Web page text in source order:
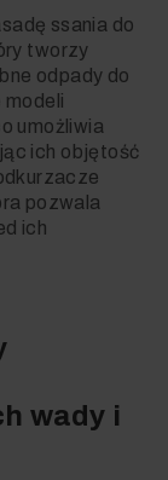
ssania do
tworzy
odpady do
modeli
umożliwia
ich objętość
pozwala
ich
wady i